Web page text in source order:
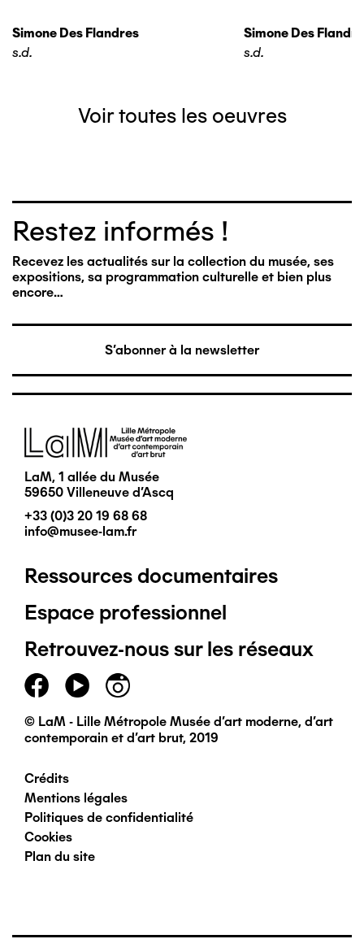
Simone Des Flandres
s.d.
Simone Des
s.d.
Voir toutes les oeuvres
Restez informés !
Recevez les actualités sur la collection du musée, ses
expositions, sa programmation culturelle et bien plus
encore…
S'abonner à la newsletter
Image
LaM, 1 allée du Musée
59650 Villeneuve d'Ascq
+33 (0)3 20 19 68 68
info@musee-lam.fr
Pied
de
page
principal
Ressources documentaires
Espace professionnel
Retrouvez-nous sur les réseaux
© LaM - Lille Métropole Musée d'art moderne, d'art
contemporain et d'art brut, 2019
Pied
de
page
Crédits
Mentions légales
Politiques de confidentialité
Cookies
Plan du site